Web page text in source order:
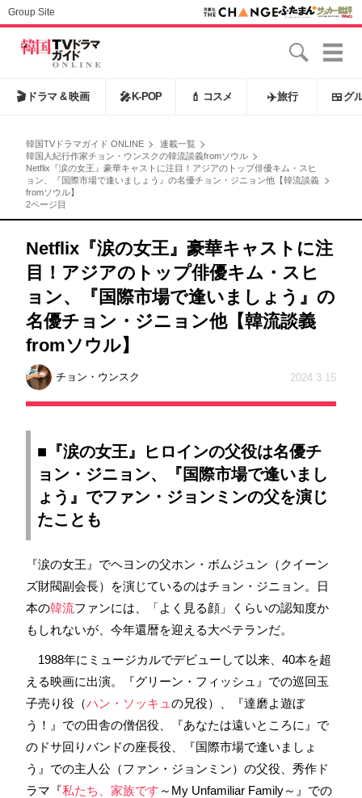
Group Site
🎬 ドラマ & 映画 🎤 K-POP 💄 コスメ ✈️旅行 🍱 グ
韓国TVドラマガイド ONLINE
連載一覧
韓国人紀行作家チョン・ウンスクの韓流談義fromソウル
Netflix『涙の女王』豪華キャストに注目！アジアのトップ俳優キム・スヒ
ョン、『国際市場で逢いましょう』の名優チョン・ジニョン他【韓流談義
fromソウル】
2ページ目
Netflix『涙の女王』豪華キャストに注
目！アジアのトップ俳優キム・スヒ
ョン、『国際市場で逢いましょう』の
名優チョン・ジニョン他【韓流談義
fromソウル】
チョン・ウンスク 2024.3.15
■『涙の女王』ヒロインの父役は名優チ
ョン・ジニョン、『国際市場で逢いまし
ょう 』でファン・ジョンミンの父を演じ
たことも
『涙の女王』でヘヨンの父ホン・ボムジュン（クイーン
ズ財閥副会長）を演じているのはチョン・ジニョン。日
本の韓流ファンには、「よく見る顔」くらいの認知度か
もしれないが、今年還暦を迎える大ベテランだ。
1988年にミュージカルでデビューして以来、40本を超
える映画に出演。『グリーン・フィッシュ』での巡回玉
子売り役（ハン・ソッキュ の兄役）、『達磨よ遊ぼ
う！』での田舎の僧侶役、『あなたは遠いところに』で
のドサ回りバンドの座長役、『国際市場で逢いましょ
う』での主人公（ファン・ジョンミン）の父役、秀作ド
ラマ『私たち、家族です ～My Unfamiliar Family～』での